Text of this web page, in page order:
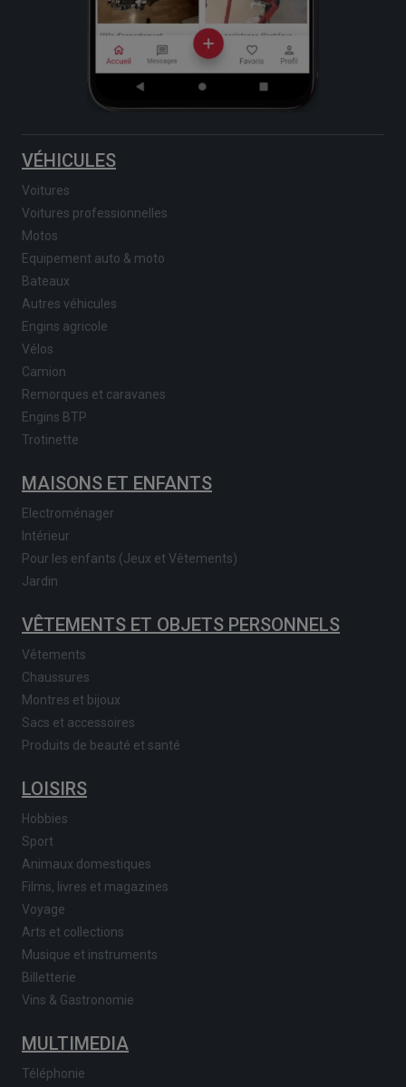
VÉHICULES
Voitures
Voitures professionnelles
Motos
Equipement auto & moto
Bateaux
Autres véhicules
Engins agricole
Vélos
Camion
Remorques et caravanes
Engins BTP
Trotinette
MAISONS ET ENFANTS
Electroménager
Intérieur
Pour les enfants (Jeux et Vêtements)
Jardin
VÊTEMENTS ET OBJETS PERSONNELS
Vêtements
Chaussures
Montres et bijoux
Sacs et accessoires
Produits de beauté et santé
LOISIRS
Hobbies
Sport
Animaux domestiques
Films, livres et magazines
Voyage
Arts et collections
Musique et instruments
Billetterie
Vins & Gastronomie
MULTIMEDIA
Téléphonie